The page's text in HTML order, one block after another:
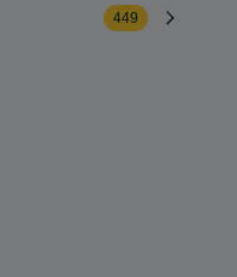
449